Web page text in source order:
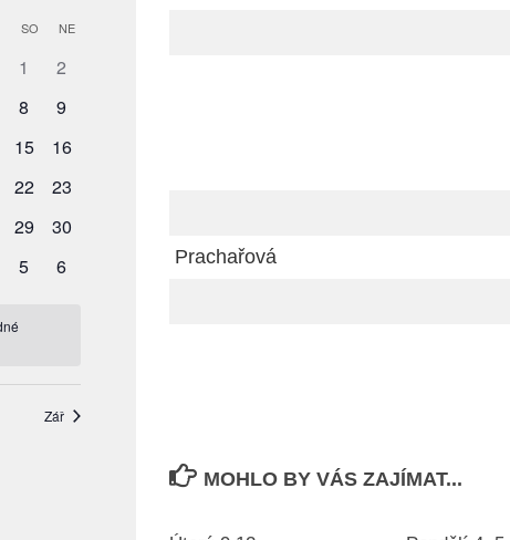
Prachařová
MOHLO BY VÁS ZAJÍMAT...